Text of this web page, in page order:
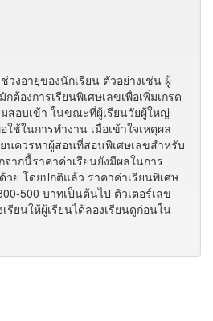
วงอายุของนักเรียน ตัวอย่างเช่น ผู้
ต้องการเรียนพิเศษเลขเพื่อเพิ่มเกรด
มสอบเข้า ในขณะที่ผู้เรียนวัยผู้ใหญ่
ใช้ในการทำงาน เมื่อเข้าใจเหตุผล
นควรหาผู้สอนที่สอนพิเศษเลขสำหรับ
ากนี้ราคาค่าเรียนยังมีผลในการ
วย โดยปกติแล้ว ราคาค่าเรียนพิเศษ
500 บาทเป็นต้นไป ติวเตอร์เลข
รียนให้ผู้เรียนได้ลองเรียนดูก่อนใน